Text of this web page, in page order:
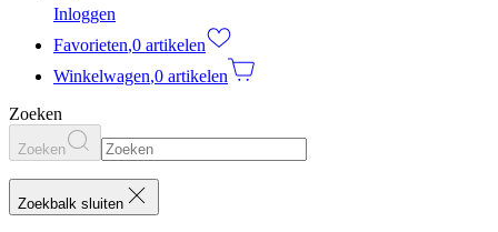
Inloggen
Favorieten,0 artikelen
Winkelwagen,0 artikelen
Zoeken
Zoeken
Zoekbalk sluiten